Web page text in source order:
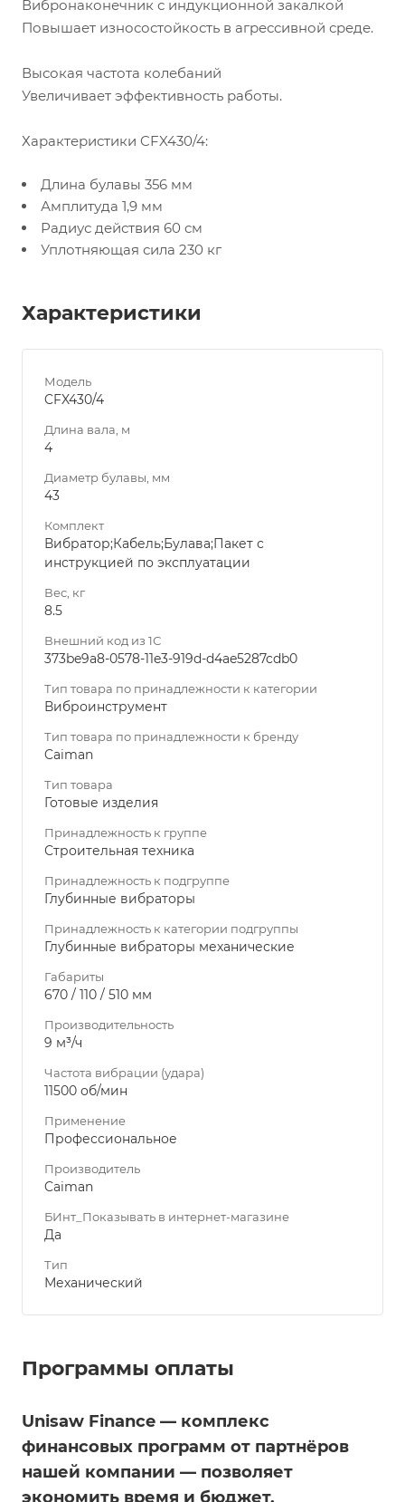
Вибронаконечник с индукционной закалкой
Повышает износостойкость в агрессивной среде.
Высокая частота колебаний
Увеличивает эффективность работы.
Характеристики CFX430/4:
Длина булавы 356 мм
Амплитуда 1,9 мм
Радиус действия 60 см
Уплотняющая сила 230 кг
Характеристики
Модель
CFX430/4
Длина вала, м
4
Диаметр булавы, мм
43
Комплект
Вибратор;Кабель;Булава;Пакет с
инструкцией по эксплуатации
Вес, кг
8.5
Внешний код из 1С
373be9a8-0578-11e3-919d-d4ae5287cdb0
Тип товара по принадлежности к категории
Виброинструмент
Тип товара по принадлежности к бренду
Caiman
Тип товара
Готовые изделия
Принадлежность к группе
Строительная техника
Принадлежность к подгруппе
Глубинные вибраторы
Принадлежность к категории подгруппы
Глубинные вибраторы механические
Габариты
670 / 110 / 510 мм
Производительность
9 м³/ч
Частота вибрации (удара)
11500 об/мин
Применение
Профессиональное
Производитель
Caiman
БИнт_Показывать в интернет-магазине
Да
Тип
Механический
Программы оплаты
Unisaw Finance — комплекс
финансовых программ от партнёров
нашей компании — позволяет
экономить время и бюджет,